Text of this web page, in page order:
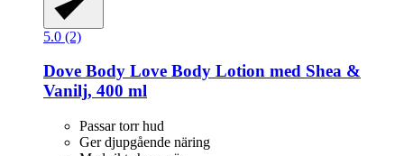
5.0 (2)
Dove Body Love Body Lotion med Shea &
Vanilj, 400 ml
Passar torr hud
Ger djupgående näring